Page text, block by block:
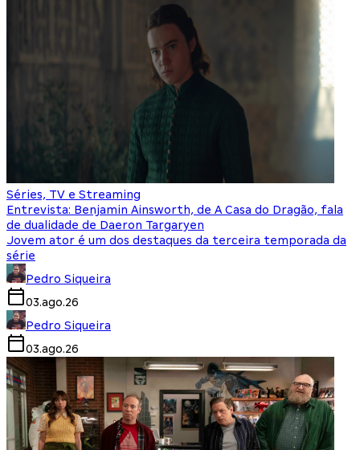
Séries, TV e Streaming
Entrevista: Benjamin Ainsworth, de A Casa do Dragão, fala
de dualidade de Daeron Targaryen
Jovem ator é um dos destaques da terceira temporada da
série
Pedro Siqueira
03.ago.26
Pedro Siqueira
03.ago.26